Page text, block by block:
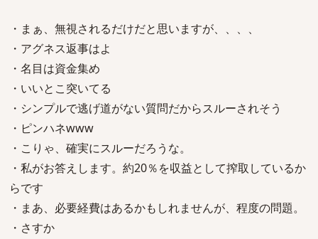
・まぁ、無視されるだけだと思いますが、、、、
・アグネス返事はよ
・名目は資金集め
・いいとこ突いてる
・シンプルで逃げ道がない質問だからスルーされそう
・ピンハネwww
・こりゃ、確実にスルーだろうな。
・私がお答えします。約20％を収益として搾取しているか
らです
・まあ、必要経費はあるかもしれませんが、程度の問題。
・さすか